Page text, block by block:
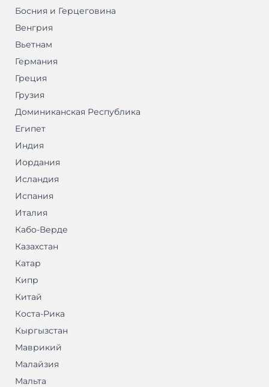
Босния и Герцеговина
Венгрия
Вьетнам
Германия
Греция
Грузия
Доминиканская Республика
Египет
Индия
Иордания
Исландия
Испания
Италия
Кабо-Верде
Казахстан
Катар
Кипр
Китай
Коста-Рика
Кыргызстан
Маврикий
Малайзия
Мальта